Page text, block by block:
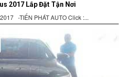
2017 Lắp Đặt Tận Nơi
-TIẾN PHÁT AUTO Click :...